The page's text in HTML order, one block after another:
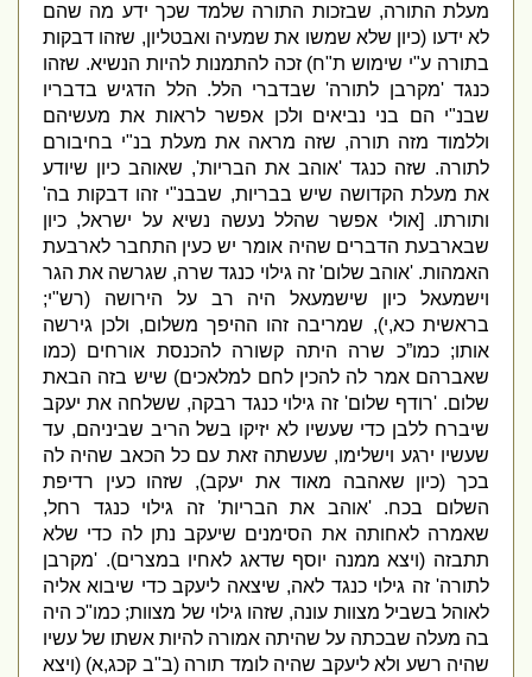
מעלת התורה,שבזכות התורה שלמד שכך ידע מה שהם
לא ידעו(כיון שלא שמשו את שמעיה ואבטליון,שזהו דבקות
בתורה ע" י שימוש ת "ח)זכה להתמנות להיות הנשיא.שזהו
כנגד'מקרבן לתורה'שבדברי הלל.הלל הדגיש בדבריו
שבנ"י הם בני נביאים ולכן אפשר לראות את מעשיהם
וללמוד מזה תורה,שזה מראה את מעלת בנ "י בחיבורם
לתורה.שזה כנגד'אוהב את הבריות',שאוהב כיון שיודע
את מעלת הקדושה שיש בבריות,שבבנ"י זהו דבקות בה'
ותורתו. [אולי אפשר שהלל נעשה נשיא על ישראל,כיון
שבארבעת הדברים שהיה אומר יש כעין התחבר לארבעת
האמהות. 'אוהב שלום'זה גילוי כנגד שרה,שגרשה את הגר
וישמעאל כיון שישמעאל היה רב על הירושה( רש"י;
בראשית כא,י),שמריבה זהו ההיפך משלום,ולכן גירשה
אותו;כמו”כ שרה היתה קשורה להכנסת אורחים( כמו
שאברהם אמר לה להכין לחם למלאכים)שיש בזה הבאת
שלום. 'רודף שלום'זה גילוי כנגד רבקה,ששלחה את יעקב
שיברח ללבן כדי שעשיו לא יזיקו בשל הריב שביניהם,עד
שעשיו ירגע וישלימו,שעשתה זאת עם כל הכאב שהיה לה
בכך(כיון שאהבה מאוד את יעקב),שזהו כעין רדיפת
השלום בכח. 'אוהב את הבריות'זה גילוי כנגד רחל,
שאמרה לאחותה את הסימנים שיעקב נתן לה כדי שלא
תתבזה(ויצא ממנה יוסף שדאג לאחיו במצרים). 'מקרבן
לתורה'זה גילוי כנגד לאה,שיצאה ליעקב כדי שיבוא אליה
לאוהל בשביל מצוות עונה,שזהו גילוי של מצוות;כמו"כ היה
בה מעלה שבכתה על שהיתה אמורה להיות אשתו של עשיו
שהיה רשע ולא ליעקב שהיה לומד תורה(ב"ב קכג,א) (ויצא